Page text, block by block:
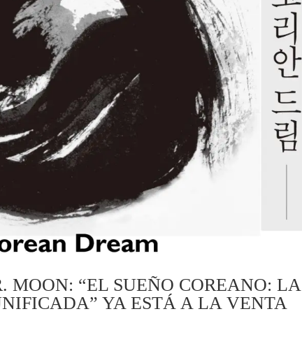
MOON: “EL SUEÑO COREANO: LA
YA ESTÁ A LA VENTA